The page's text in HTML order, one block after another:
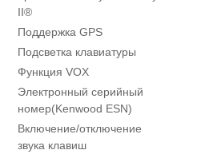
II®
Поддержка GPS
Подсветка клавиатуры
Функция VOX
Электронный серийный
номер(Kenwood ESN)
Включение/отключение
звука клавиш